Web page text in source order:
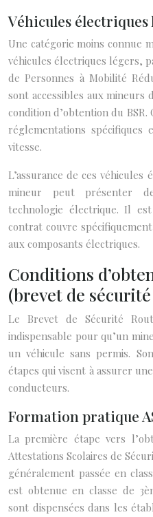
Véhicules électriques
Une catégorie moins connue
véhicules électriques légers,
de Personnes à Mobilité
sont accessibles aux mineurs
condition d’obtention du BSR.
réglementations
vitesse.
L’assurance de ces
mineur peut présenter
technologie électrique. Il
contrat couvre
aux composants électriques.
Conditions
(brevet de
Le Brevet de Sécurité
indispensable pour qu’un
un véhicule sans permis.
étapes qui visent à assurer
conducteurs.
Formation pratique
La première étape vers
Attestations Scolaires de
généralement passée en
est obtenue en classe de
sont dispensées dans les